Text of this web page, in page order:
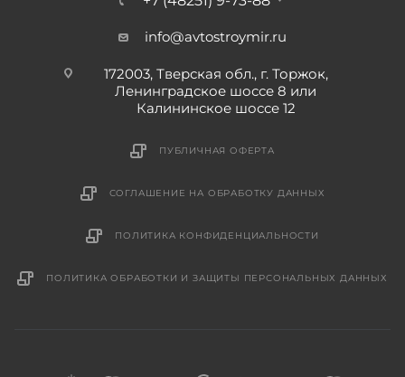
info@avtostroymir.ru
172003, Тверская обл., г. Торжок,
Ленинградское шоссе 8 или
Калининское шоссе 12
ПУБЛИЧНАЯ ОФЕРТА
СОГЛАШЕНИЕ НА ОБРАБОТКУ ДАННЫХ
ПОЛИТИКА КОНФИДЕНЦИАЛЬНОСТИ
ПОЛИТИКА ОБРАБОТКИ И ЗАЩИТЫ ПЕРСОНАЛЬНЫХ ДАННЫХ